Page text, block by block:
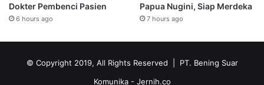
Dokter Pembenci Pasien
6 hours ago
Papua Nugini, Siap Merdeka
7 hours ago
© Copyright 2019, All Rights Reserved | PT. Bening Suar
Komunika - Jernih.co